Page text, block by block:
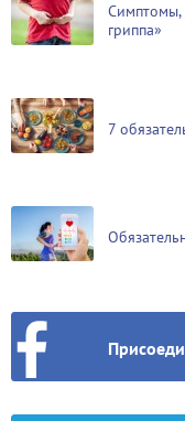
Симптомы,
гриппа»
7